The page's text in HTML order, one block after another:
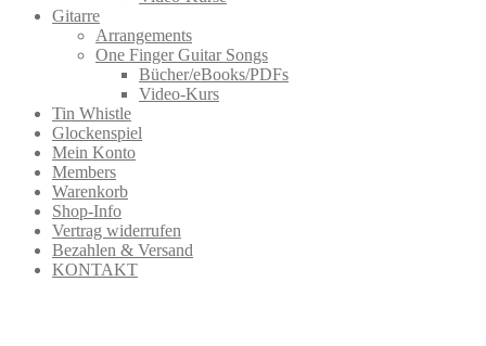
Gitarre
Arrangements
One Finger Guitar Songs
Bücher/eBooks/PDFs
Video-Kurs
Tin Whistle
Glockenspiel
Mein Konto
Members
Warenkorb
Shop-Info
Vertrag widerrufen
Bezahlen & Versand
KONTAKT